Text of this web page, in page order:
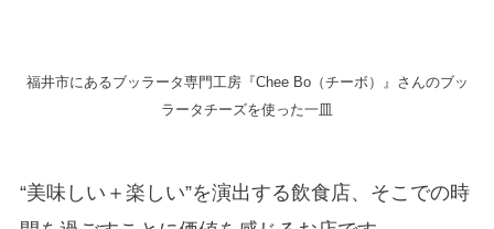
福井市にあるブッラータ専門工房『Chee Bo（チーボ）』さんのブッ
ラータチーズを使った一皿
“美味しい＋楽しい”を演出する飲食店、そこでの時